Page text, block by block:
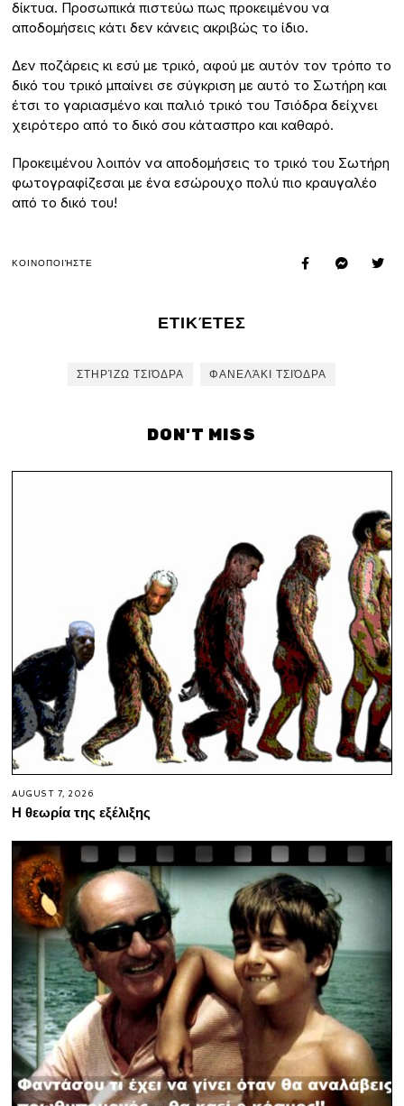
δίκτυα. Προσωπικά πιστεύω πως προκειμένου να
αποδομήσεις κάτι δεν κάνεις ακριβώς το ίδιο.
Δεν ποζάρεις κι εσύ με τρικό, αφού με αυτόν τον τρόπο το
δικό του τρικό μπαίνει σε σύγκριση με αυτό το Σωτήρη και
έτσι το γαριασμένο και παλιό τρικό του Τσιόδρα δείχνει
χειρότερο από το δικό σου κάτασπρο και καθαρό.
Προκειμένου λοιπόν να αποδομήσεις το τρικό του Σωτήρη
φωτογραφίζεσαι με ένα εσώρουχο πολύ πιο κραυγαλέο
από το δικό του!
ΚΟΙΝΟΠΟΙΉΣΤΕ
ΕΤΙΚΈΤΕΣ
ΣΤΗΡΊΖΩ ΤΣΙΌΔΡΑ ΦΑΝΕΛΆΚΙ ΤΣΙΌΔΡΑ
DON'T MISS
AUGUST 7, 2026
Η θεωρία της εξέλιξης